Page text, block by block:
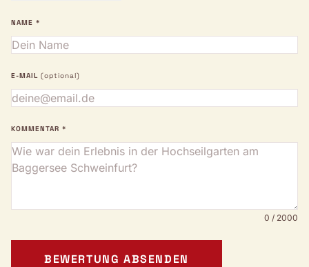
NAME *
E-MAIL (optional)
KOMMENTAR *
0 / 2000
BEWERTUNG ABSENDEN